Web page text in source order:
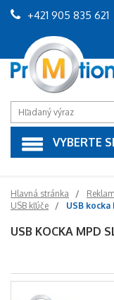
+421 905 835 621
VYBERTE
Hlavná stránka
USB kľúče
USB kocka
USB KOCKA MPD